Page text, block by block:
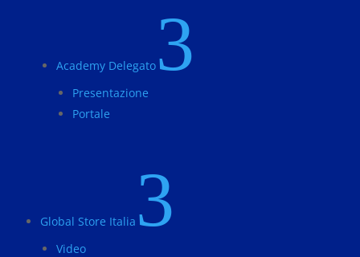
Academy Delegato 3
Presentazione
Portale
Global Store Italia 3
Video